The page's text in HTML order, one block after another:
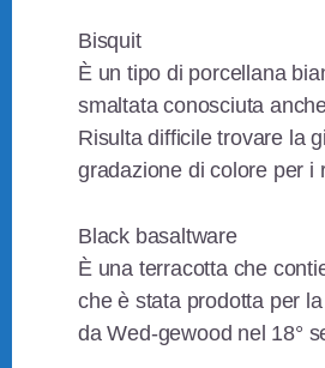
Bisquit
È un tipo di porcellana
smaltata conosciuta
Risulta difficile trovare la
gradazione di colore per i
Black basaltware
È una terracotta che
che è stata prodotta per
da Wed-gewood nel 18°